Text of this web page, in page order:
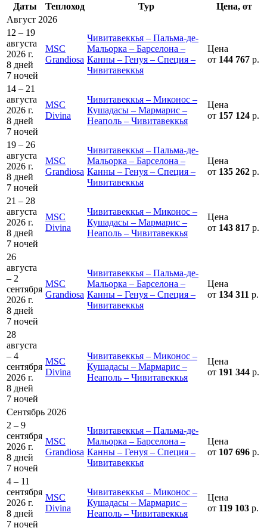
Даты Теплоход Тур
Цена, от
Август 2026
12 – 19
августа
2026 г.
8 дней
7 ночей
MSC
Grandiosa
Чивитавеккья – Пальма-де-
Мальорка – Барселона –
Канны – Генуя – Специя –
Чивитавеккья
Цена
от 144 767 р.
14 – 21
августа
2026 г.
8 дней
7 ночей
MSC
Divina
Чивитавеккья – Миконос –
Кушадасы – Мармарис –
Неаполь – Чивитавеккья
Цена
от 157 124 р.
19 – 26
августа
2026 г.
8 дней
7 ночей
MSC
Grandiosa
Чивитавеккья – Пальма-де-
Мальорка – Барселона –
Канны – Генуя – Специя –
Чивитавеккья
Цена
от 135 262 р.
21 – 28
августа
2026 г.
8 дней
7 ночей
MSC
Divina
Чивитавеккья – Миконос –
Кушадасы – Мармарис –
Неаполь – Чивитавеккья
Цена
от 143 817 р.
26
августа
– 2
сентября
2026 г.
8 дней
7 ночей
MSC
Grandiosa
Чивитавеккья – Пальма-де-
Мальорка – Барселона –
Канны – Генуя – Специя –
Чивитавеккья
Цена
от 134 311 р.
28
августа
– 4
сентября
2026 г.
8 дней
7 ночей
MSC
Divina
Чивитавеккья – Миконос –
Кушадасы – Мармарис –
Неаполь – Чивитавеккья
Цена
от 191 344 р.
Сентябрь 2026
2 – 9
сентября
2026 г.
8 дней
7 ночей
MSC
Grandiosa
Чивитавеккья – Пальма-де-
Мальорка – Барселона –
Канны – Генуя – Специя –
Чивитавеккья
Цена
от 107 696 р.
4 – 11
сентября
2026 г.
8 дней
7 ночей
MSC
Divina
Чивитавеккья – Миконос –
Кушадасы – Мармарис –
Неаполь – Чивитавеккья
Цена
от 119 103 р.